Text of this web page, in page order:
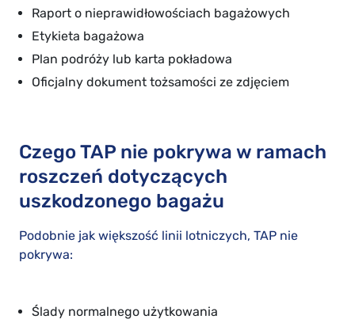
Raport o nieprawidłowościach bagażowych
Etykieta bagażowa
Plan podróży lub karta pokładowa
Oficjalny dokument tożsamości ze zdjęciem
Czego TAP nie pokrywa w ramach
roszczeń dotyczących
uszkodzonego bagażu
Podobnie jak większość linii lotniczych, TAP nie
pokrywa:
Ślady normalnego użytkowania